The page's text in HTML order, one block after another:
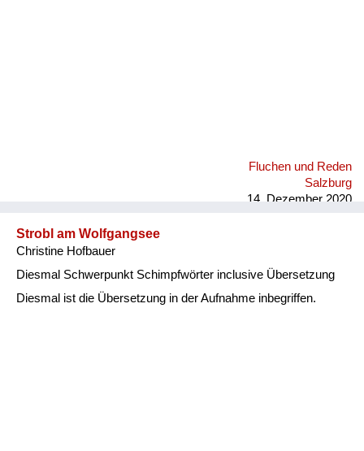
Fluchen und Reden
Salzburg
14. Dezember 2020
Strobl am Wolfgangsee
Christine Hofbauer
Diesmal Schwerpunkt Schimpfwörter inclusive Übersetzung
Diesmal ist die Übersetzung in der Aufnahme inbegriffen.